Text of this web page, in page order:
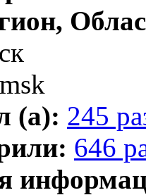
(а): 245
646